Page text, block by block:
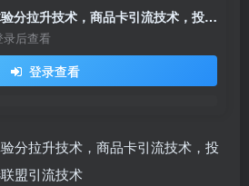
最新抖音小店课程，体验分拉升技术，商品卡引流技术，投流效果优化技术，精选联盟引流技术
录后查看
登录查看
分拉升技术，商品卡引流技术，投
盟引流技术